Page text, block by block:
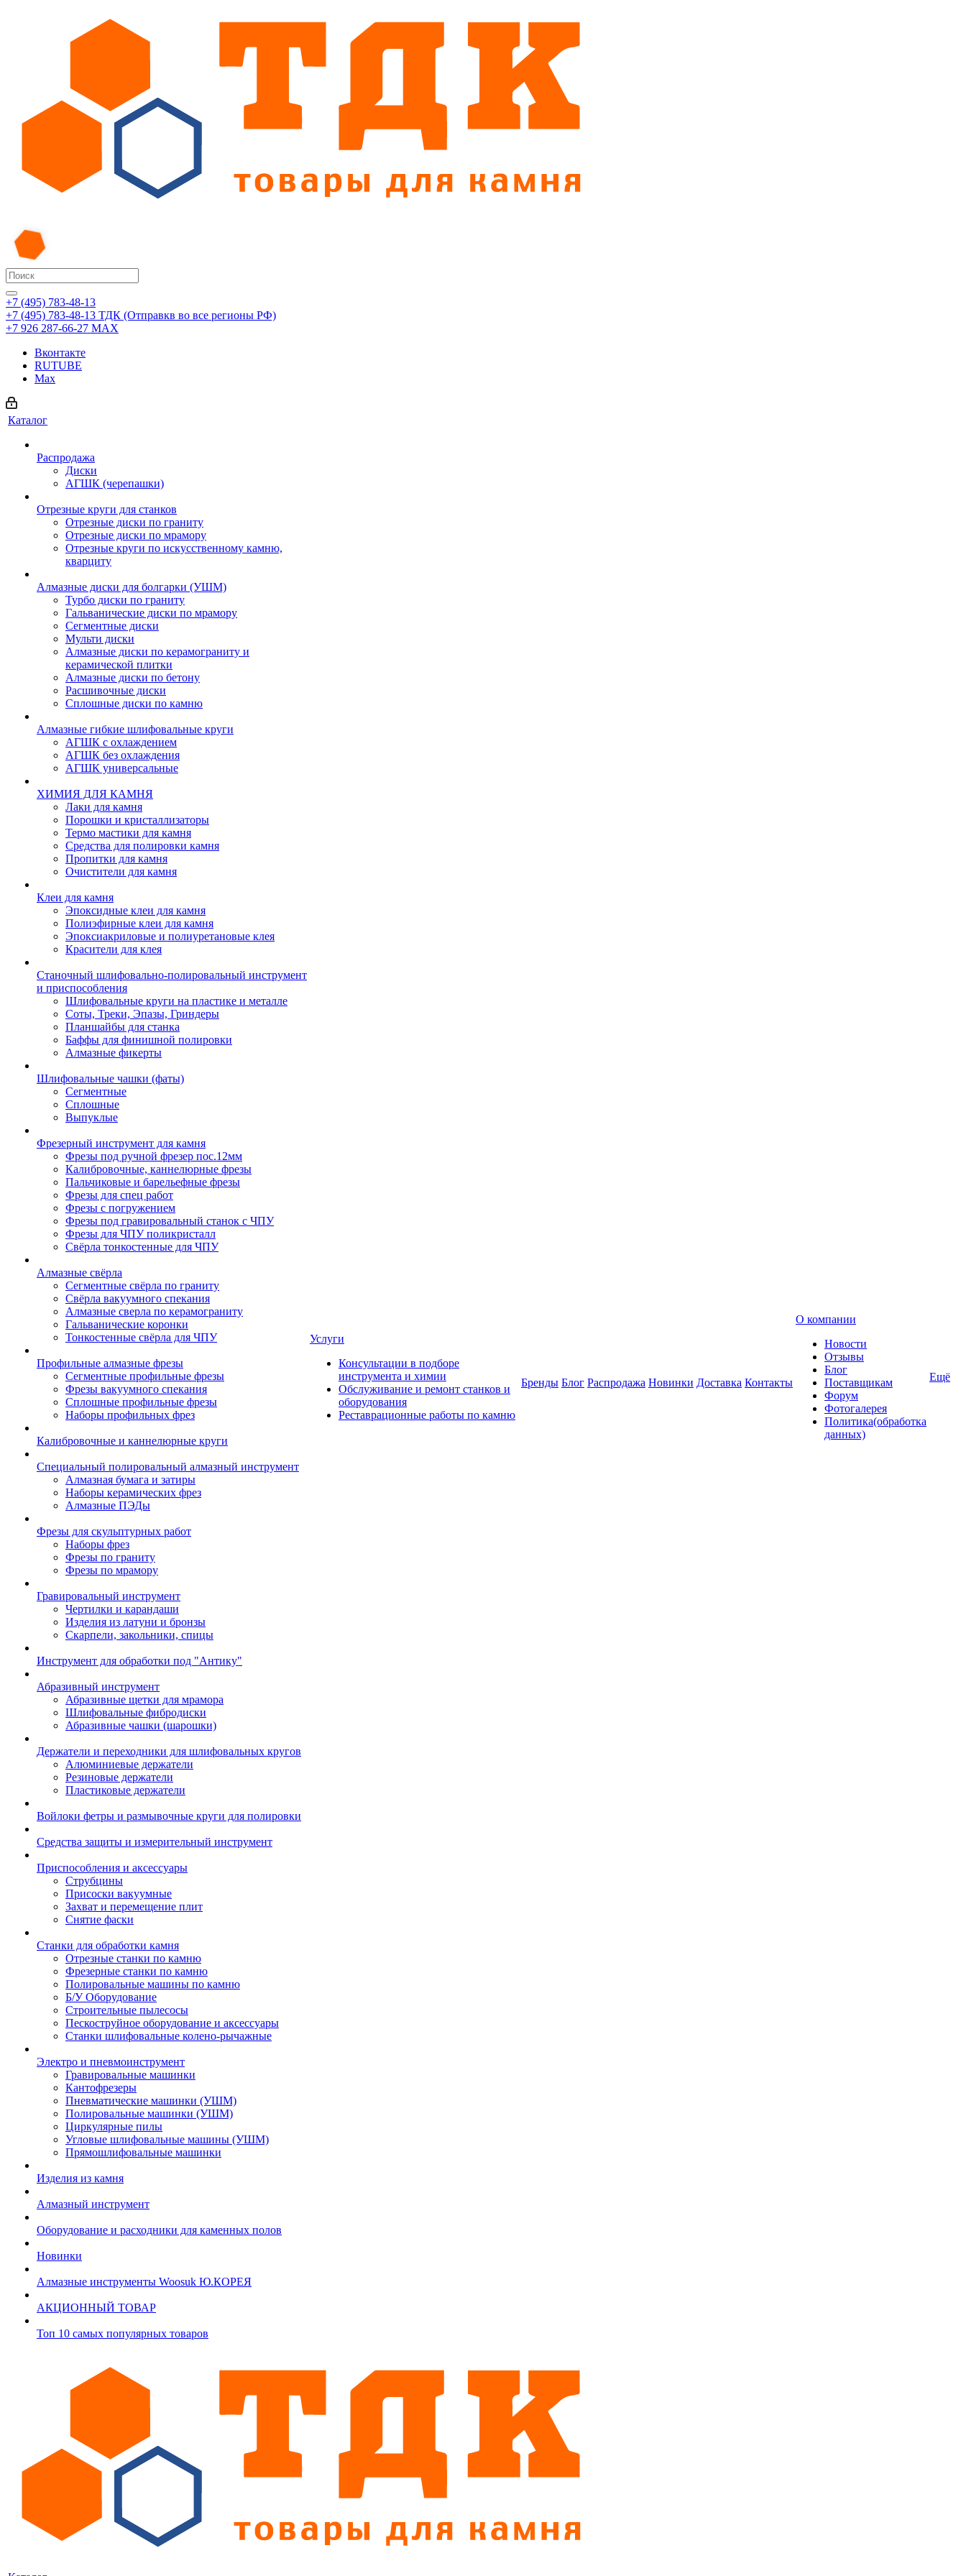
+7 (495) 783-48-13
+7 (495) 783-48-13 ТДК (Отправкв во все регионы РФ)
+7 926 287-66-27 МАХ
Вконтакте
RUTUBE
Max
Каталог
Распродажа
Диски
АГШК (черепашки)
Отрезные круги для станков
Отрезные диски по граниту
Отрезные диски по мрамору
Отрезные круги по искусственному камню,
кварциту
Алмазные диски для болгарки (УШМ)
Турбо диски по граниту
Гальванические диски по мрамору
Сегментные диски
Мульти диски
Алмазные диски по керамограниту и
керамической плитки
Алмазные диски по бетону
Расшивочные диски
Сплошные диски по камню
Алмазные гибкие шлифовальные круги
АГШК с охлаждением
АГШК без охлаждения
АГШК универсальные
ХИМИЯ ДЛЯ КАМНЯ
Лаки для камня
Порошки и кристаллизаторы
Термо мастики для камня
Средства для полировки камня
Пропитки для камня
Очистители для камня
Клеи для камня
Эпоксидные клеи для камня
Полиэфирные клеи для камня
Эпоксиакриловые и полиуретановые клея
Красители для клея
Станочный шлифовально-полировальный инструмент
и приспособления
Шлифовальные круги на пластике и металле
Соты, Треки, Эпазы, Гриндеры
Планшайбы для станка
Баффы для финишной полировки
Алмазные фикерты
Шлифовальные чашки (фаты)
Сегментные
Сплошные
Выпуклые
Фрезерный инструмент для камня
Фрезы под ручной фрезер пос.12мм
Калибровочные, каннелюрные фрезы
Пальчиковые и барельефные фрезы
Фрезы для спец работ
Фрезы с погружением
Фрезы под гравировальный станок с ЧПУ
Фрезы для ЧПУ поликристалл
Свёрла тонкостенные для ЧПУ
Алмазные свёрла
Сегментные свёрла по граниту
Свёрла вакуумного спекания
Алмазные сверла по керамограниту
Гальванические коронки
Тонкостенные свёрла для ЧПУ
Профильные алмазные фрезы
Сегментные профильные фрезы
Фрезы вакуумного спекания
Сплошные профильные фрезы
Наборы профильных фрез
Калибровочные и каннелюрные круги
Специальный полировальный алмазный инструмент
Алмазная бумага и затиры
Наборы керамических фрез
Алмазные ПЭДы
Фрезы для скульптурных работ
Наборы фрез
Фрезы по граниту
Фрезы по мрамору
Гравировальный инструмент
Чертилки и карандаши
Изделия из латуни и бронзы
Скарпели, закольники, спицы
Инструмент для обработки под "Антику"
Абразивный инструмент
Абразивные щетки для мрамора
Шлифовальные фибродиски
Абразивные чашки (шарошки)
Держатели и переходники для шлифовальных кругов
Алюминиевые держатели
Резиновые держатели
Пластиковые держатели
Войлоки фетры и размывочные круги для полировки
Средства защиты и измерительный инструмент
Приспособления и аксессуары
Струбцины
Присоски вакуумные
Захват и перемещение плит
Снятие фаски
Станки для обработки камня
Отрезные станки по камню
Фрезерные станки по камню
Полировальные машины по камню
Б/У Оборудование
Строительные пылесосы
Пескоструйное оборудование и аксессуары
Станки шлифовальные колено-рычажные
Электро и пневмоинструмент
Гравировальные машинки
Кантофрезеры
Пневматические машинки (УШМ)
Полировальные машинки (УШМ)
Циркулярные пилы
Угловые шлифовальные машины (УШМ)
Прямошлифовальные машинки
Изделия из камня
Алмазный инструмент
Оборудование и расходники для каменных полов
Новинки
Алмазные инструменты Woosuk Ю.КОРЕЯ
АКЦИОННЫЙ ТОВАР
Топ 10 самых популярных товаров
Услуги
Консультации в подборе
инструмента и химии
Обслуживание и ремонт станков и
оборудования
Реставрационные работы по камню
Бренды Блог Распродажа Новинки Доставка Контакты
О компании
Новости
Отзывы
Блог
Поставщикам
Форум
Фотогалерея
Политика(обработка
данных)
Ещё